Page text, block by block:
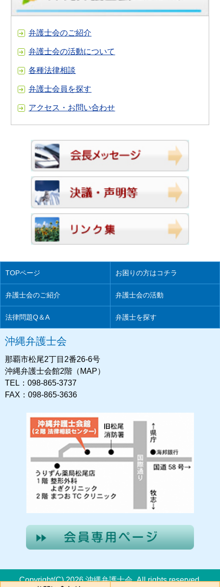
弁護士会のご紹介
弁護士会の活動について
各種法律相談
弁護士会員を探す
アクセス・お問い合わせ
TOPページ お困りの方はコチラ
弁護士会のご紹介 弁護士会の活動
法律問題Q＆A 弁護士を探す
沖縄弁護士会
那覇市松尾2丁目2番26-6号
沖縄弁護士会館2階（MAP）
TEL：098-865-3737
FAX：098-865-3636
Copyright(C) 2026 沖縄弁護士会. All rights reserved.